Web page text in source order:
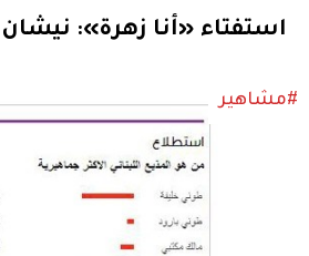
استفتاء «أنا زهرة»: نيشان
#مشاهير